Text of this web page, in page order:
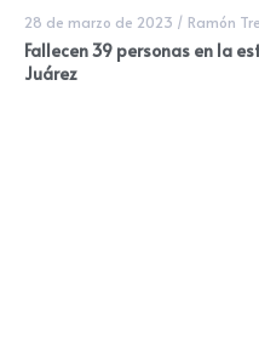
28 de marzo de 2023 / Ramón
Fallecen 39 personas en la
Juárez